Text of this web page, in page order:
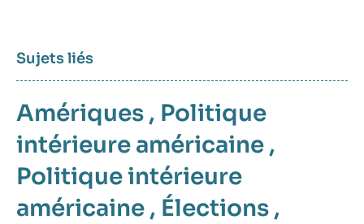
Sujets liés
Amériques , Politique
intérieure américaine ,
Politique intérieure
américaine , Élections ,